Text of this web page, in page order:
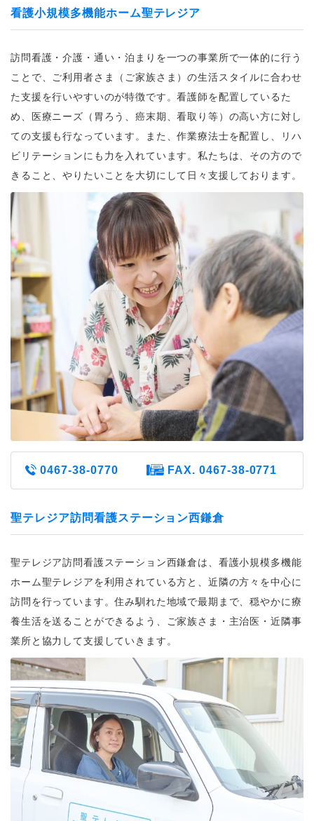
看護小規模多機能ホーム聖テレジア
訪問看護・介護・通い・泊まりを一つの事業所で一体的に行う
ことで、ご利用者さま（ご家族さま）の生活スタイルに合わせ
た支援を行いやすいのが特徴です。看護師を配置しているた
め、医療ニーズ（胃ろう、癌末期、看取り等）の高い方に対し
ての支援も行なっています。また、作業療法士を配置し、リハ
ビリテーションにも力を入れています。私たちは、その方ので
きること、やりたいことを大切にして日々支援しております。
0467-38-0770 FAX. 0467-38-0771
聖テレジア訪問看護ステーション西鎌倉
聖テレジア訪問看護ステーション西鎌倉は、看護小規模多機能
ホーム聖テレジアを利用されている方と、近隣の方々を中心に
訪問を行っています。住み馴れた地域で最期まで、穏やかに療
養生活を送ることができるよう、ご家族さま・主治医・近隣事
業所と協力して支援していきます。